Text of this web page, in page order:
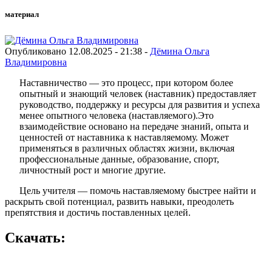
материал
Опубликовано 12.08.2025 - 21:38 - Дёмина Ольга
Владимировна
Наставничество — это процесс, при котором более
опытный и знающий человек (наставник) предоставляет
руководство, поддержку и ресурсы для развития и успеха
менее опытного человека (наставляемого).Это
взаимодействие основано на передаче знаний, опыта и
ценностей от наставника к наставляемому. Может
применяться в различных областях жизни, включая
профессиональные данные, образование, спорт,
личностный рост и многие другие.
Цель учителя — помочь наставляемому быстрее найти и
раскрыть свой потенциал, развить навыки, преодолеть
препятствия и достичь поставленных целей.
Скачать: